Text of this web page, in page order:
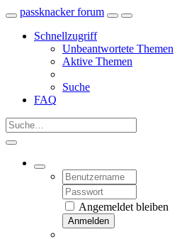
passknacker forum
Schnellzugriff
Unbeantwortete Themen
Aktive Themen
Suche
FAQ
Angemeldet bleiben
Anmelden